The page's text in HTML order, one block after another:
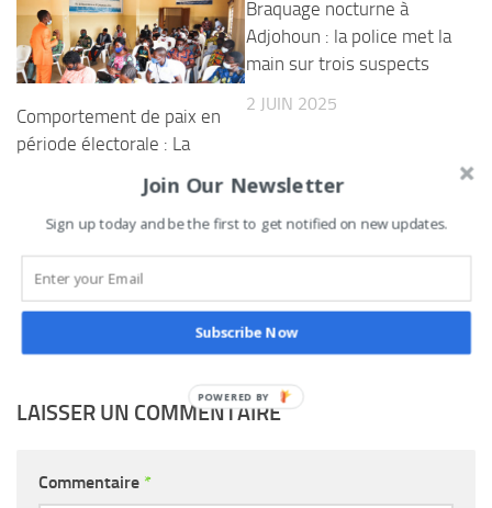
Comportement de paix en
période électorale : La
fondation World Peace
Initiative sensibilise les
jeunes de l’Ouémé
plateau et les envoie en
mission
Braquage nocturne à
Adjohoun : la police met la
main sur trois suspects
2 JUIN 2025
LAISSER UN COMMENTAIRE
Commentaire *
Join Our Newsletter
Sign up today and be the first to get notified on new updates.
Subscribe Now